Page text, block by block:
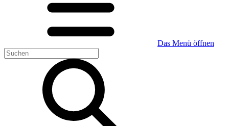
Das Menü öffnen